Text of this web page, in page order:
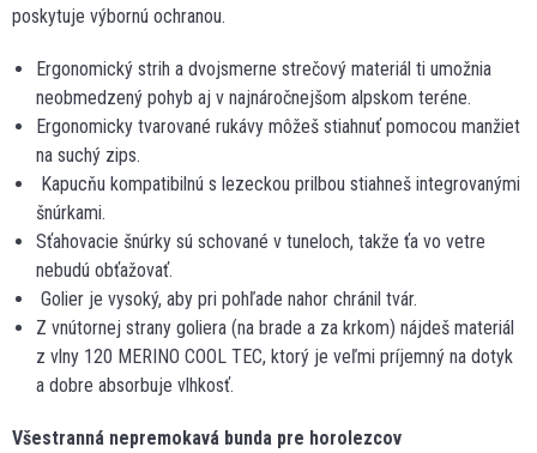
poskytuje výbornú ochranou.
Ergonomický strih a dvojsmerne strečový materiál ti umožnia
neobmedzený pohyb aj v najnáročnejšom alpskom teréne.
Ergonomicky tvarované rukávy môžeš stiahnuť pomocou manžiet
na suchý zips.
Kapucňu kompatibilnú s lezeckou prilbou stiahneš integrovanými
šnúrkami.
Sťahovacie šnúrky sú schované v tuneloch, takže ťa vo vetre
nebudú obťažovať.
Golier je vysoký, aby pri pohľade nahor chránil tvár.
Z vnútornej strany goliera (na brade a za krkom) nájdeš materiál
z vlny 120 MERINO COOL TEC, ktorý je veľmi príjemný na dotyk
a dobre absorbuje vlhkosť.
Všestranná nepremokavá bunda pre horolezcov